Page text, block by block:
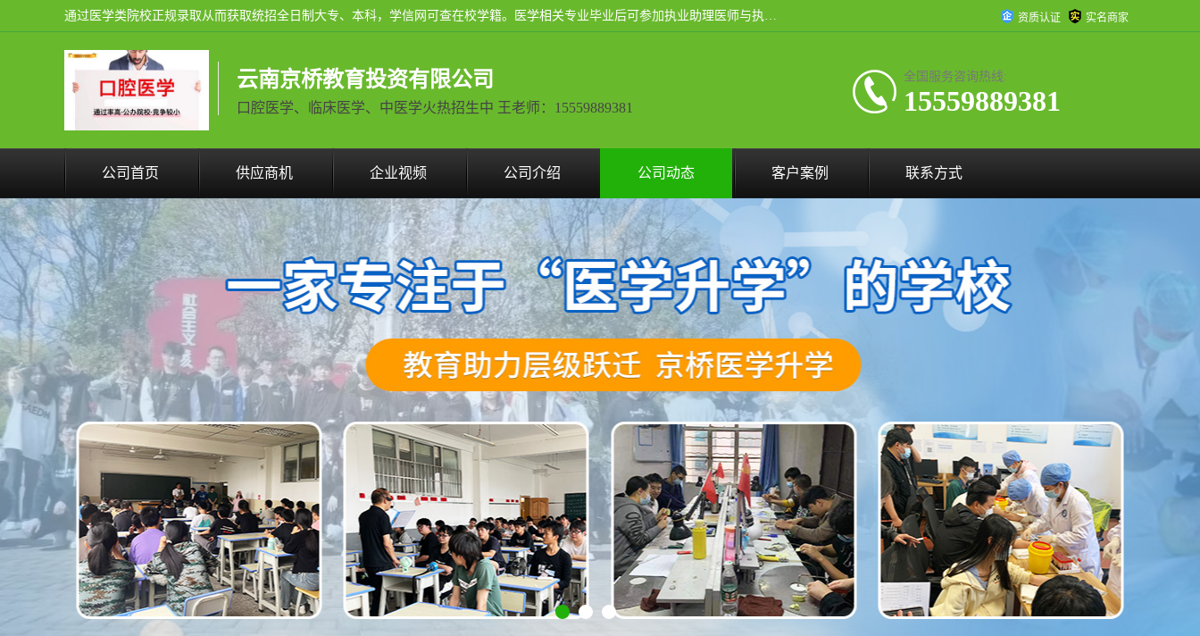
通过医学类院校正规录取从而获取统招全日制大专、本科，学信网可查在校学籍。医学相关专业毕业后可参加执业助理医师与执业医师证书考试（如口腔医学、临床医学、中医学等专业）. 资质认证 实名商家
云南京桥教育投资有限公司
口腔医学、临床医学、中医学火热招生中 王老师：15559889381
全国服务咨询热线:
15559889381
公司首页 供应商机 企业视频 公司介绍 公司动态 客户案例 联系方式